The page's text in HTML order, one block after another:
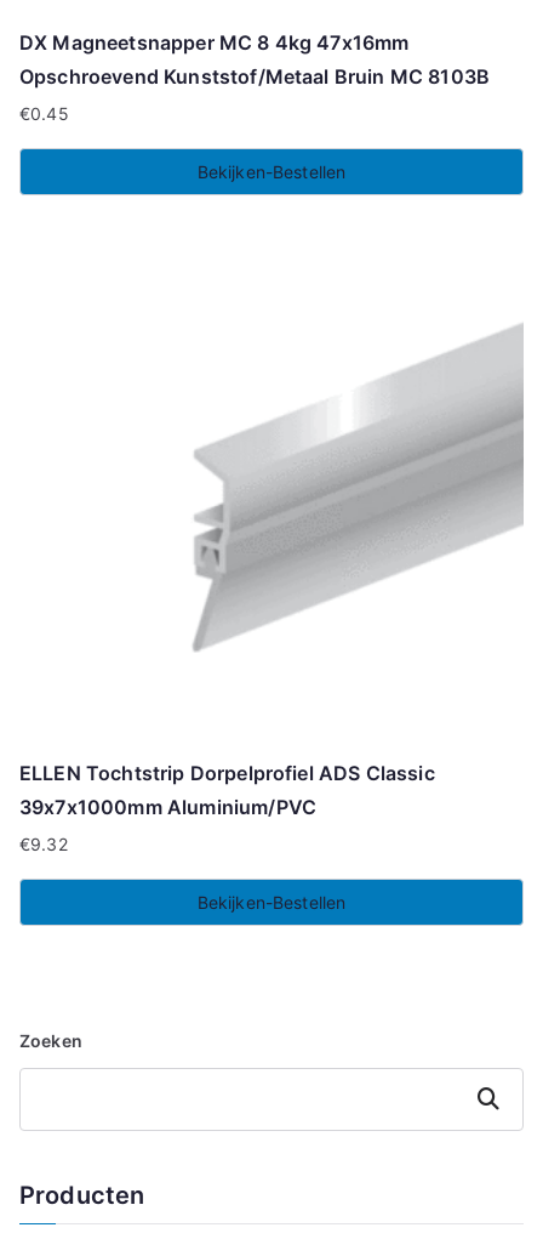
DX Magneetsnapper MC 8 4kg 47x16mm
Opschroevend Kunststof/Metaal Bruin MC 8103B
€0.45
Bekijken-Bestellen
ELLEN Tochtstrip Dorpelprofiel ADS Classic
39x7x1000mm Aluminium/PVC
€9.32
Bekijken-Bestellen
Zoeken
Zoeken
Producten